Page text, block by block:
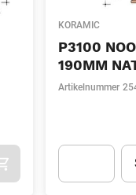
KORAMIC
P3100
190MM
Artikelnummer